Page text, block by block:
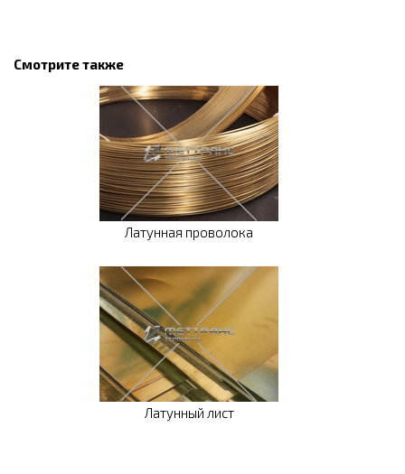
Смотрите также
Латунная проволока
Латунный лист